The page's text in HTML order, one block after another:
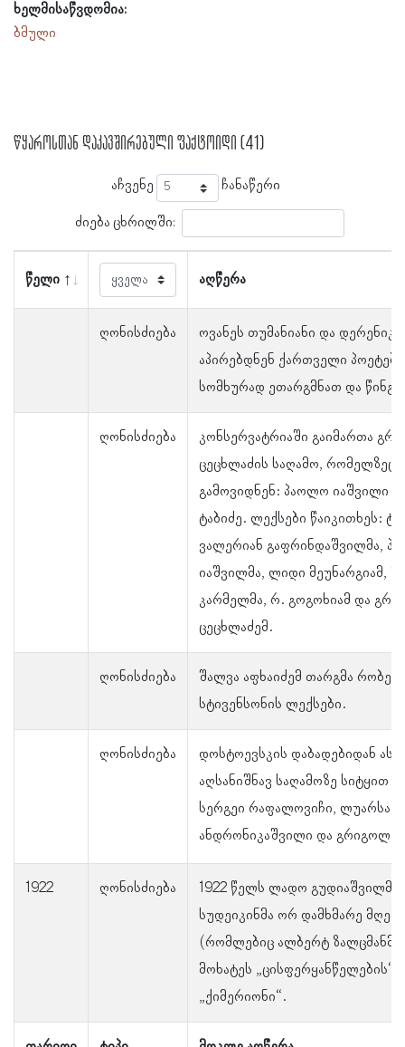
ხელმისაწვდომია:
ბმული
წყაროსთან დაკავშირებული ფაქტოიდი (41)
აჩვენე ჩანაწერი
ძიება ცხრილში:
წელი აღწერა
ღონისძიება
ოვანეს თუმანიანი და დერენიკ
აპირებდნენ ქართველი
სომხურად ეთარგმნათ და
ღონისძიება
კონსერვატრიაში გაიმართა
ცეცხლაძის საღამო, რომელზეც
გამოვიდნენ: პაოლო იაშვილი
ტაბიძე. ლექსები წაიკითხეს:
ვალერიან გაფრინდაშვილმა,
იაშვილმა, ლიდი მეუნარგიამ,
კარმელმა, რ. გოგოხიამ და
ცეცხლაძემ.
ღონისძიება
შალვა აფხაიძემ თარგმა
სტივენსონის ლექსები.
ღონისძიება
დოსტოევსკის დაბადებიდან
აღსანიშნავ საღამოზე სიტყით
სერგეი რაფალოვიჩი, ლუარსაბ
ანდრონიკაშვილი და გრიგოლ
1922 ღონისძიება
1922 წელს ლადო გუდიაშვილმა
სუდეიკინმა ორ დამხმარე
(რომლებიც ალბერტ ზალცმანმა
მოხატეს „ცისფერყანწელების“
„ქიმერიონი“.